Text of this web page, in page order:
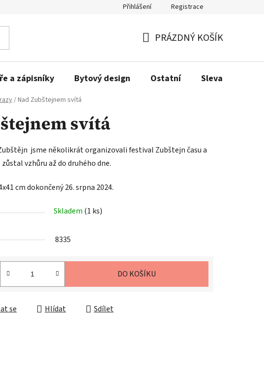
Podmínky ochrany osobních údajů
Přihlášení Registrace
KOŠÍK
PRÁZDNÝ KOŠÍK
a zápisníky Bytový design Ostatní Sleva
/Nad Zubštejnem svítá
svítá
jsme několikrát organizovali festival Zubštejn času a
vzhůru až do druhého dne.
cm dokončený 26. srpna 2024.
Skladem (1 ks)
8335
DO KOŠÍKU
se Hlídat Sdílet